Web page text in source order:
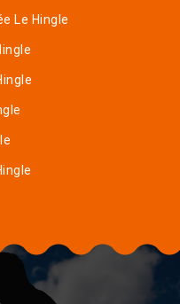
Le Hingle